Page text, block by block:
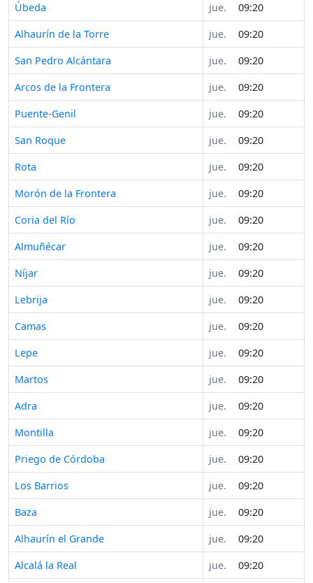
Úbeda
jue.
09:20
Alhaurín de la Torre
jue.
09:20
San Pedro Alcántara
jue.
09:20
Arcos de la Frontera
jue.
09:20
Puente-Genil
jue.
09:20
San Roque
jue.
09:20
Rota
jue.
09:20
Morón de la Frontera
jue.
09:20
Coria del Río
jue.
09:20
Almuñécar
jue.
09:20
Níjar
jue.
09:20
Lebrija
jue.
09:20
Camas
jue.
09:20
Lepe
jue.
09:20
Martos
jue.
09:20
Adra
jue.
09:20
Montilla
jue.
09:20
Priego de Córdoba
jue.
09:20
Los Barrios
jue.
09:20
Baza
jue.
09:20
Alhaurín el Grande
jue.
09:20
Alcalá la Real
jue. 09:20